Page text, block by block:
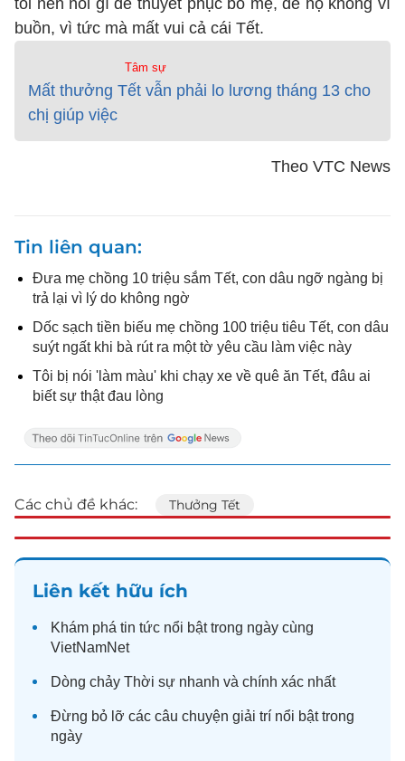
tôi nên nói gì để thuyết phục bố mẹ, để họ không vì
buồn, vì tức mà mất vui cả cái Tết.
Tâm sự
Mất thưởng Tết vẫn phải lo lương tháng 13 cho
chị giúp việc
Theo VTC News
Tin liên quan
Đưa mẹ chồng 10 triệu sắm Tết, con dâu ngỡ ngàng bị
trả lại vì lý do không ngờ
Dốc sạch tiền biếu mẹ chồng 100 triệu tiêu Tết, con dâu
suýt ngất khi bà rút ra một tờ yêu cầu làm việc này
Tôi bị nói 'làm màu' khi chạy xe về quê ăn Tết, đâu ai
biết sự thật đau lòng
Các chủ đề khác: Thưởng Tết
Liên kết hữu ích
Khám phá tin tức nổi bật trong ngày cùng
VietNamNet
Dòng chảy Thời sự nhanh và chính xác nhất
Đừng bỏ lỡ các câu chuyện giải trí nổi bật trong
ngày